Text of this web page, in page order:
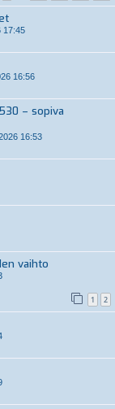
17:45
16:56
– sopiva
16:53
vaihto
1 2